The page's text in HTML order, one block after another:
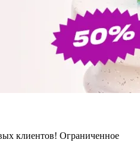
клиентов! Ограниченное